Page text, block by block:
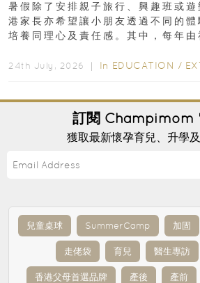
暑假除了安排親子旅行、興趣班或遊
港家長亦希望讓小朋友透過不同的體
培養同理心及責任感。其中，每年由
24th July, 2026 ｜ In EDUCATION /
訂閱 Champimom
獲取最新懷孕育兒、升學
兒童桌球 SummerCamp 加固
走佬袋 育兒 醫生專訪
香港父母首選品牌 產後 產前